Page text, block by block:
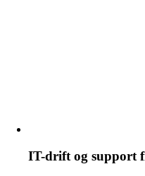
IT-drift og support